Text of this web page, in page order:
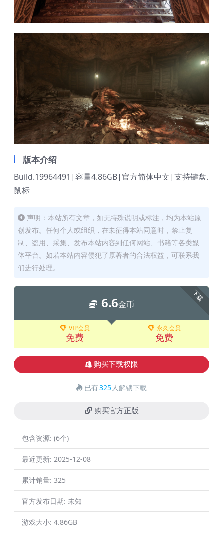
版本介绍
Build.19964491|容量4.86GB|官方简体中文|支持键盘.
鼠标
声明：本站所有文章，如无特殊说明或标注，均为本站原
创发布。任何个人或组织，在未征得本站同意时，禁止复
制、盗用、采集、发布本站内容到任何网站、书籍等各类媒
体平台。如若本站内容侵犯了原著者的合法权益，可联系我
们进行处理。
下载
6.6金币
VIP会员
免费
永久会员
免费
购买下载权限
已有325 人解锁下载
购买官方正版
包含资源: (6个)
最近更新: 2025-12-08
累计销量: 325
官方发布日期: 未知
游戏大小: 4.86GB